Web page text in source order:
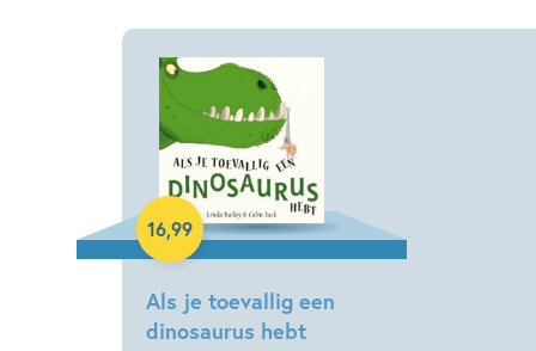
Als je toevallig een
dinosaurus hebt
16,99
Hardcover